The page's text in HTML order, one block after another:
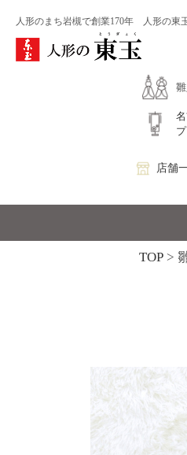
人形のまち岩槻で創業170年 人形の東
店舗
TOP